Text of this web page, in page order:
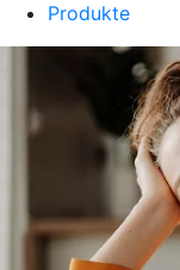
Produkte